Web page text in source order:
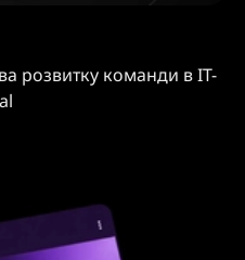
розвитку команди в IT-